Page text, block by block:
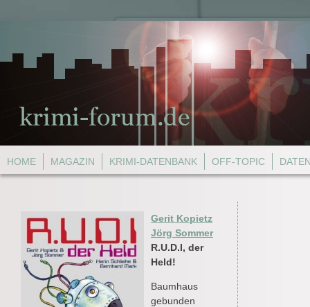
HOME MAGAZIN KRIMI-DATENBANK OFF-TOPIC
Gerit Kopietz
Jörg Sommer
R.U.D.I, der
Held!
Baumhaus
gebunden